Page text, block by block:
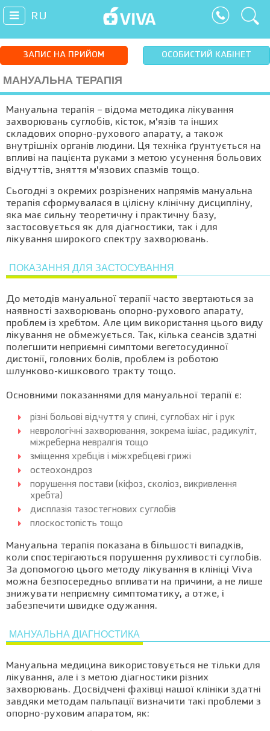
RU
ЗАПИС НА ПРИЙОМ ОСОБИСТИЙ КАБІНЕТ
МАНУАЛЬНА ТЕРАПІЯ
Мануальна терапія – відома методика лікування
захворювань суглобів, кісток, м'язів та інших
складових опорно-рухового апарату, а також
внутрішніх органів людини. Ця техніка ґрунтується на
впливі на пацієнта руками з метою усунення больових
відчуттів, зняття м'язових спазмів тощо.
Сьогодні з окремих розрізнених напрямів мануальна
терапія сформувалася в цілісну клінічну дисципліну,
яка має сильну теоретичну і практичну базу,
застосовується як для діагностики, так і для
лікування широкого спектру захворювань.
ПОКАЗАННЯ ДЛЯ ЗАСТОСУВАННЯ
До методів мануальної терапії часто звертаються за
наявності захворювань опорно-рухового апарату,
проблем із хребтом. Але цим використання цього виду
лікування не обмежується. Так, кілька сеансів здатні
полегшити неприємні симптоми вегетосудинної
дистонії, головних болів, проблем із роботою
шлунково-кишкового тракту тощо.
Основними показаннями для мануальної терапії є:
різні больові відчуття у спині, суглобах ніг і рук
неврологічні захворювання, зокрема ішіас, радикуліт,
міжреберна невралгія тощо
зміщення хребців і міжхребцеві грижі
остеохондроз
порушення постави (кіфоз, сколіоз, викривлення
хребта)
дисплазія тазостегнових суглобів
плоскостопість тощо
Мануальна терапія показана в більшості випадків,
коли спостерігаються порушення рухливості суглобів.
За допомогою цього методу лікування в клініці Viva
можна безпосередньо впливати на причини, а не лише
знижувати неприємну симптоматику, а отже, і
забезпечити швидке одужання.
МАНУАЛЬНА ДІАГНОСТИКА
Мануальна медицина використовується не тільки для
лікування, але і з метою діагностики різних
захворювань. Досвідчені фахівці нашої клініки здатні
завдяки методам пальпації визначити такі проблеми з
опорно-руховим апаратом, як: